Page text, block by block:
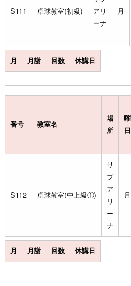
S111 卓球教室(初級)
アリ
ーナ
月
月 月謝 回数 休講日
番号 教室名
場
所
曜
日
S112 卓球教室(中上級①)
サ
ブ
ア
リ
ー
ナ
月
月 月謝 回数 休講日